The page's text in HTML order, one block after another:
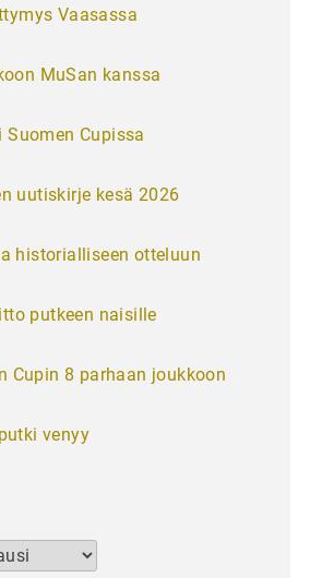
Vaasassa
MuSan kanssa
Suomen Cupissa
uutiskirje kesä 2026
historialliseen otteluun
putkeen naisille
Cupin 8 parhaan joukkoon
venyy